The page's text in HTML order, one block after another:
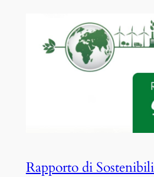
Rapporto di